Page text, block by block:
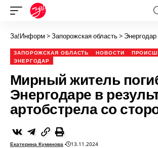
За!Информ >Запорожская область> Энергодар
ЗАПОРОЖСКАЯ ОБЛАСТЬ НОВОСТИ
ЭНЕРГОДАР
Мирный житель
Энергодаре в
артобстрела со
Екатерина Куминова 13.11.2024